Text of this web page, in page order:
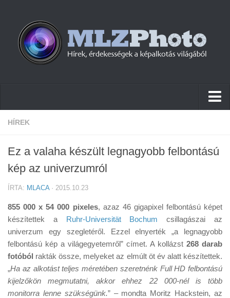
Hírek
Cikkek
Szoftver
Tudástár
Tanácsok
Érdekességek
Helyszíni Riport
E-BB
HÍREK
Ez a valaha készült legnagyobb felbontású
kép az univerzumról
ÍRTA: MLACA· 2015.10.23
855 000 x 54 000 pixeles, azaz 46 gigapixel felbontású képet
készítettek a Ruhr-Universität Bochum csillagászai az
univerzum egy szegletéről. Ezzel elnyerték „a legnagyobb
felbontású kép a világegyetemről” címet. A kollázst 268 darab
fotóból rakták össze, melyeket az elmúlt öt év alatt készítettek.
„Ha az alkotást teljes méretében szeretnénk Full HD felbontású
kijelzőkön megmutatni, akkor ehhez 22 000-nél is több
monitorra lenne szükségünk.” – mondta Moritz Hackstein, az